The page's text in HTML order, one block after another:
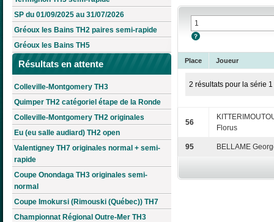
SP du 01/09/2025 au 31/07/2026
Gréoux les Bains TH2 paires semi-rapide
Gréoux les Bains TH5
Résultats en attente
Colleville-Montgomery TH3
Quimper TH2 catégoriel étape de la Ronde
Colleville-Montgomery TH2 originales
Eu (eu salle audiard) TH2 open
Valentigney TH7 originales normal + semi-
rapide
Coupe Onondaga TH3 originales semi-
normal
Coupe Imokursi (Rimouski (Québec)) TH7
Championnat Régional Outre-Mer TH3
Place Joueur
2 résultats pour la série 1
56
Florus
95 BELLAME